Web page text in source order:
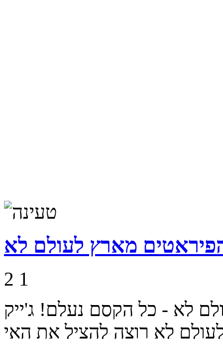
מארץ לעולם לא
2 1
לא - כל הקסם נעלם! ג'ייק
לא רוצה להציל את האי